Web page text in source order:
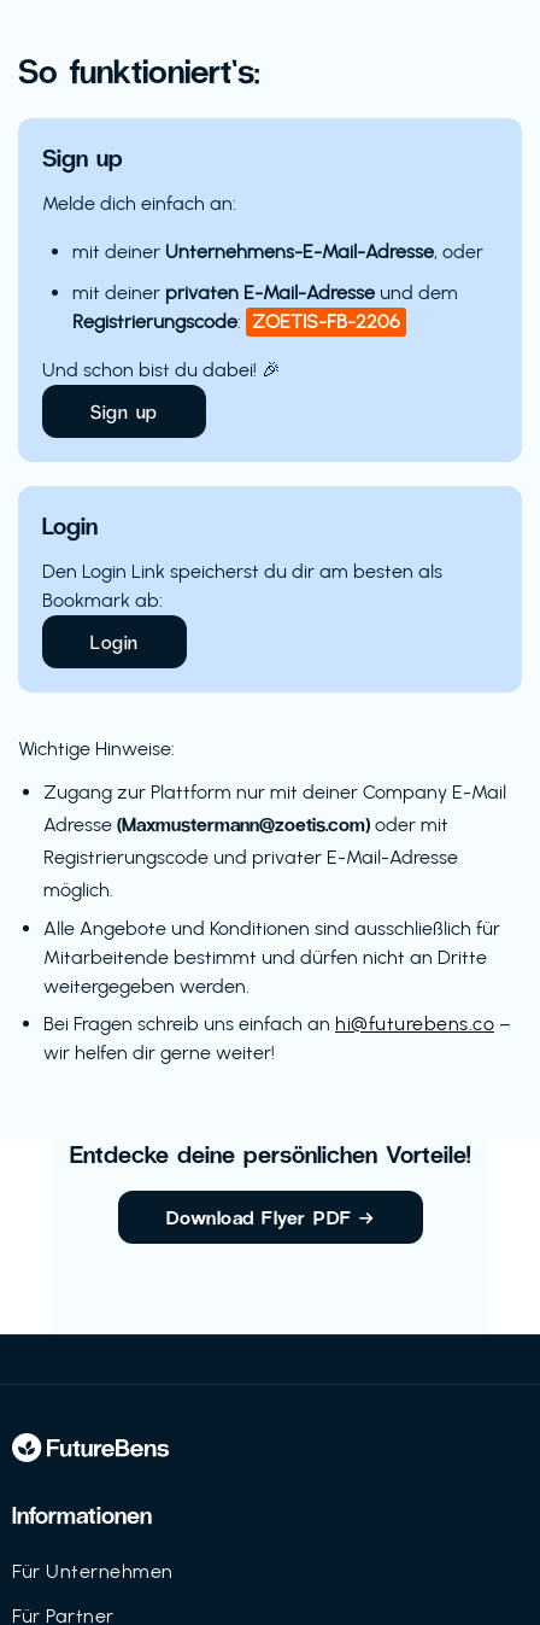
So funktioniert’s:
Sign up
Melde dich einfach an:
mit deiner Unternehmens-E-Mail-Adresse, oder
mit deiner privaten E-Mail-Adresse und dem
Registrierungscode: ZOETIS-FB-2206
Und schon bist du dabei! 🎉
Sign up
Login
Den Login Link speicherst du dir am besten als
Bookmark ab:
Login
Wichtige Hinweise:
Zugang zur Plattform nur mit deiner Company E-Mail
Adresse (Maxmustermann@zoetis.com) oder mit
Registrierungscode und privater E-Mail-Adresse
möglich.
Alle Angebote und Konditionen sind ausschließlich für
Mitarbeitende bestimmt und dürfen nicht an Dritte
weitergegeben werden.
Bei Fragen schreib uns einfach an hi@futurebens.co –
wir helfen dir gerne weiter!
Entdecke deine persönlichen Vorteile!
Download Flyer PDF →
Informationen
Für Unternehmen
Für Partner